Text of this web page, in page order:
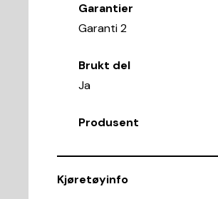
Garantier
Garanti 2
Brukt del
Ja
Produsent
Kjøretøyinfo